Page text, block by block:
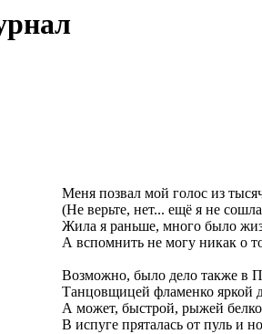
Меня позвал мой голос из
(Не верьте, нет... ещё я не
Жила я раньше, много было
А вспомнить не могу никак о
Возможно, было дело также в
Танцовщицей фламенко яркой
А может, быстрой, рыжей
В испуге пряталась от пуль и